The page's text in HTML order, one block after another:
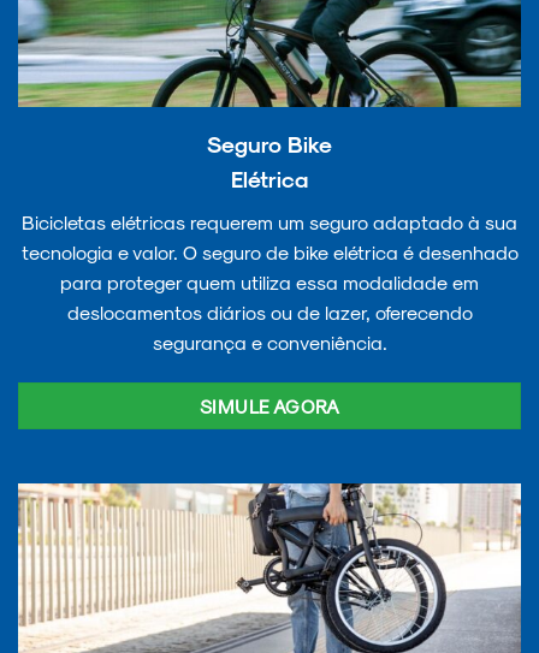
Seguro Bike
Elétrica
Bicicletas elétricas requerem um seguro adaptado à sua
tecnologia e valor. O seguro de bike elétrica é desenhado
para proteger quem utiliza essa modalidade em
deslocamentos diários ou de lazer, oferecendo
segurança e conveniência.
SIMULE AGORA